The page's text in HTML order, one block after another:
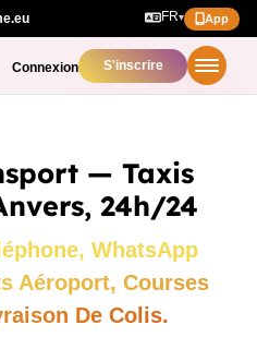
FR▾ App
Connexion S'inscrire
— Taxis
24h/24
WhatsApp
Aéroport, Courses
De Colis.